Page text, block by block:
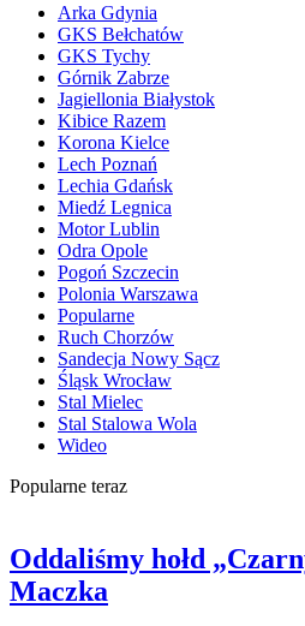
Arka Gdynia
GKS Bełchatów
GKS Tychy
Górnik Zabrze
Jagiellonia Białystok
Kibice Razem
Korona Kielce
Lech Poznań
Lechia Gdańsk
Miedź Legnica
Motor Lublin
Odra Opole
Pogoń Szczecin
Polonia Warszawa
Popularne
Ruch Chorzów
Sandecja Nowy Sącz
Śląsk Wrocław
Stal Mielec
Stal Stalowa Wola
Wideo
Popularne teraz
Oddaliśmy hołd
Maczka